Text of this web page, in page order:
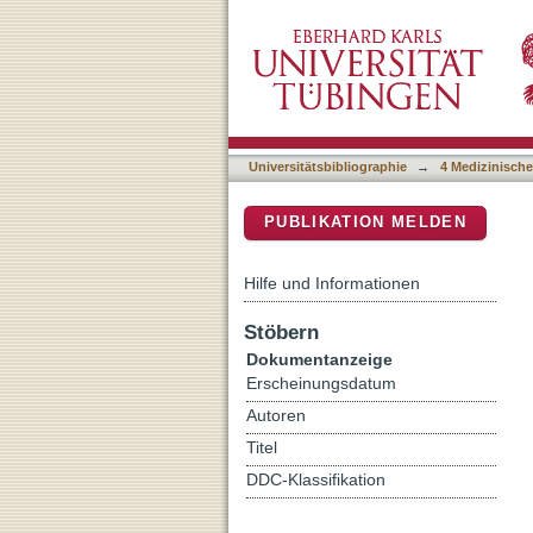
Universitätsbibliographie → 4
PUBLIKATION MELDEN
Hilfe und Informationen
Stöbern
Dokumentanzeige
Erscheinungsdatum
Autoren
Titel
DDC-Klassifikation